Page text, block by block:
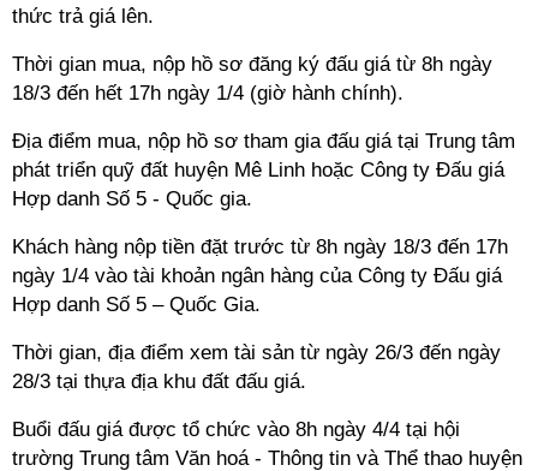
thức trả giá lên.
Thời gian mua, nộp hồ sơ đăng ký đấu giá từ 8h ngày
18/3 đến hết 17h ngày 1/4 (giờ hành chính).
Địa điểm mua, nộp hồ sơ tham gia đấu giá tại Trung tâm
phát triển quỹ đất huyện Mê Linh hoặc Công ty Đấu giá
Hợp danh Số 5 - Quốc gia.
Khách hàng nộp tiền đặt trước từ 8h ngày 18/3 đến 17h
ngày 1/4 vào tài khoản ngân hàng của Công ty Đấu giá
Hợp danh Số 5 – Quốc Gia.
Thời gian, địa điểm xem tài sản từ ngày 26/3 đến ngày
28/3 tại thựa địa khu đất đấu giá.
Buổi đấu giá được tổ chức vào 8h ngày 4/4 tại hội
trường Trung tâm Văn hoá - Thông tin và Thể thao huyện